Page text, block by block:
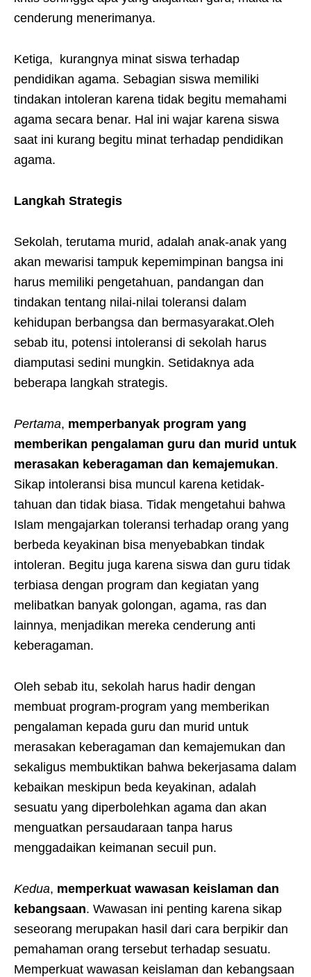
cenderung menerimanya.
Ketiga, kurangnya minat siswa terhadap
pendidikan agama. Sebagian siswa memiliki
tindakan intoleran karena tidak begitu memahami
agama secara benar. Hal ini wajar karena siswa
saat ini kurang begitu minat terhadap pendidikan
agama.
Langkah Strategis
Sekolah, terutama murid, adalah anak-anak yang
akan mewarisi tampuk kepemimpinan bangsa ini
harus memiliki pengetahuan, pandangan dan
tindakan tentang nilai-nilai toleransi dalam
kehidupan berbangsa dan bermasyarakat.Oleh
sebab itu, potensi intoleransi di sekolah harus
diamputasi sedini mungkin. Setidaknya ada
beberapa langkah strategis.
Pertama, memperbanyak program yang
memberikan pengalaman guru dan murid untuk
merasakan keberagaman dan kemajemukan.
Sikap intoleransi bisa muncul karena ketidak-
tahuan dan tidak biasa. Tidak mengetahui bahwa
Islam mengajarkan toleransi terhadap orang yang
berbeda keyakinan bisa menyebabkan tindak
intoleran. Begitu juga karena siswa dan guru tidak
terbiasa dengan program dan kegiatan yang
melibatkan banyak golongan, agama, ras dan
lainnya, menjadikan mereka cenderung anti
keberagaman.
Oleh sebab itu, sekolah harus hadir dengan
membuat program-program yang memberikan
pengalaman kepada guru dan murid untuk
merasakan keberagaman dan kemajemukan dan
sekaligus membuktikan bahwa bekerjasama dalam
kebaikan meskipun beda keyakinan, adalah
sesuatu yang diperbolehkan agama dan akan
menguatkan persaudaraan tanpa harus
menggadaikan keimanan secuil pun.
Kedua, memperkuat wawasan keislaman dan
kebangsaan. Wawasan ini penting karena sikap
seseorang merupakan hasil dari cara berpikir dan
pemahaman orang tersebut terhadap sesuatu.
Memperkuat wawasan keislaman dan kebangsaan